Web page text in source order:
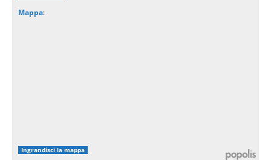
Mappa:
Ingrandisci la mappa